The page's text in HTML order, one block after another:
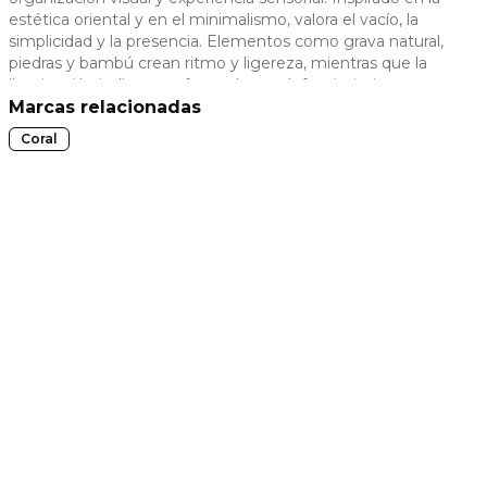
slide
estética oriental y en el minimalismo, valora el vacío, la
simplicidad y la presencia. Elementos como grava natural,
piedras y bambú crean ritmo y ligereza, mientras que la
iluminación indirecta refuerza la atmósfera intimista e
introspectiva.
Marcas relacionadas
Coral